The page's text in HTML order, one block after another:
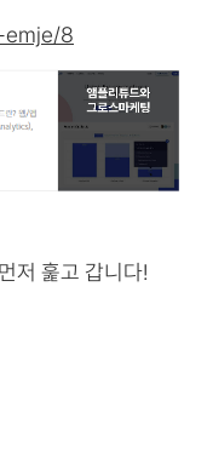
emje/8
저 훑고 갑니다!